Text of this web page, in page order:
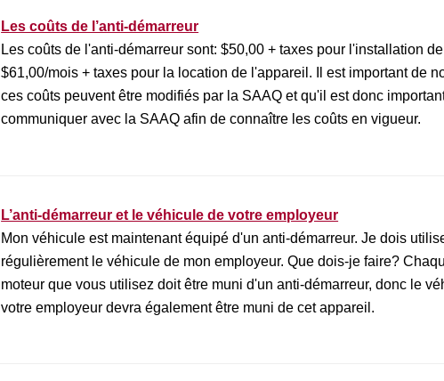
Les coûts de l’anti-démarreur
Les coûts de l'anti-démarreur sont: $50,00 + taxes pour l'installation
$61,00/mois + taxes pour la location de l'appareil. Il est important de
ces coûts peuvent être modifiés par la SAAQ et qu'il est donc
communiquer avec la SAAQ afin de connaître les coûts en vigueur.
L’anti-démarreur et le véhicule de votre employeur
Mon véhicule est maintenant équipé d'un anti-démarreur. Je dois
régulièrement le véhicule de mon employeur. Que dois-je faire?
moteur que vous utilisez doit être muni d'un anti-démarreur, donc le
votre employeur devra également être muni de cet appareil.